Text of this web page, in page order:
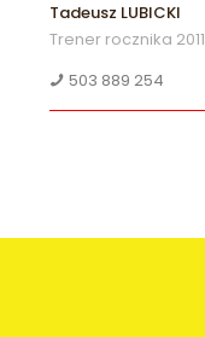
Tadeusz LUBICKI
Trener rocznika
503 889 254